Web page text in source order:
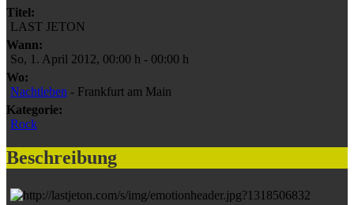
Titel:
LAST JETON
Wann:
So, 1. April 2012, 00:00 h - 00:00 h
Wo:
Nachtleben - Frankfurt am Main
Kategorie:
Rock
Beschreibung